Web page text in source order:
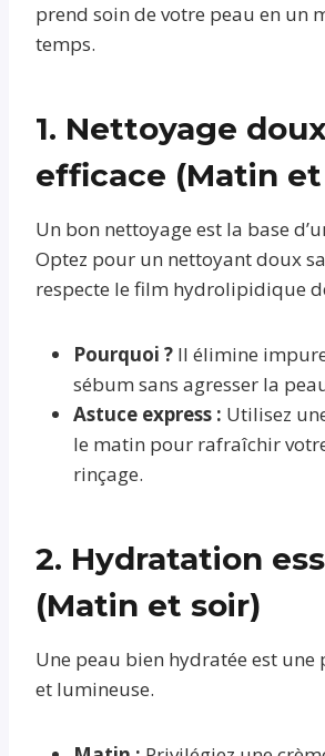
prend soin de votre peau en un
temps.
1. Nettoyage
efficace (Matin
Un bon nettoyage est la base
Optez pour un nettoyant doux
respecte le film hydrolipidique
Pourquoi ? Il élimine
sébum sans agresser la
Astuce express : Utilisez
le matin pour rafraîchir
rinçage.
2. Hydratation
(Matin et soir)
Une peau bien hydratée est
et lumineuse.